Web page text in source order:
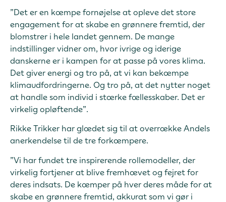
”Det er en kæmpe fornøjelse at opleve det store
engagement for at skabe en grønnere fremtid, der
blomstrer i hele landet gennem. De mange
indstillinger vidner om, hvor ivrige og iderige
danskerne er i kampen for at passe på vores klima.
Det giver energi og tro på, at vi kan bekæmpe
klimaudfordringerne. Og tro på, at det nytter noget
at handle som individ i stærke fællesskaber. Det er
virkelig opløftende”.
Rikke Trikker har glædet sig til at overrække Andels
anerkendelse til de tre forkæmpere.
”Vi har fundet tre inspirerende rollemodeller, der
virkelig fortjener at blive fremhævet og fejret for
deres indsats. De kæmper på hver deres måde for at
skabe en grønnere fremtid, akkurat som vi gør i